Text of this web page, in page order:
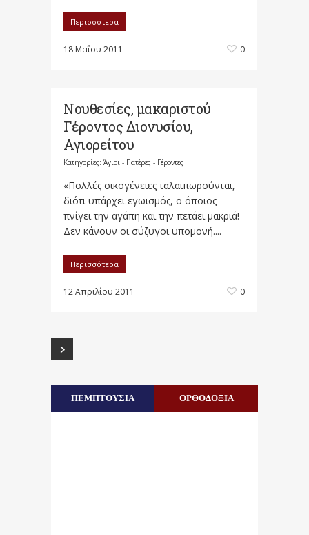
Περισσότερα
18 Μαΐου 2011 0
Nουθεσίες, μακαριστού
Γέροντος Διονυσίου,
Αγιορείτου
Κατηγορίες: Άγιοι - Πατέρες - Γέροντες
«Πολλές οικογένειες ταλαιπωρούνται,
διότι υπάρχει εγωισμός, ο όποιος
πνίγει την αγάπη και την πετάει μα­κριά!
Δεν κάνουν οι σύζυγοι υπομονή....
Περισσότερα
12 Απριλίου 2011 0
ΠΕΜΠΤΟΥΣΙΑ ΟΡΘΟΔΟΞΙΑ